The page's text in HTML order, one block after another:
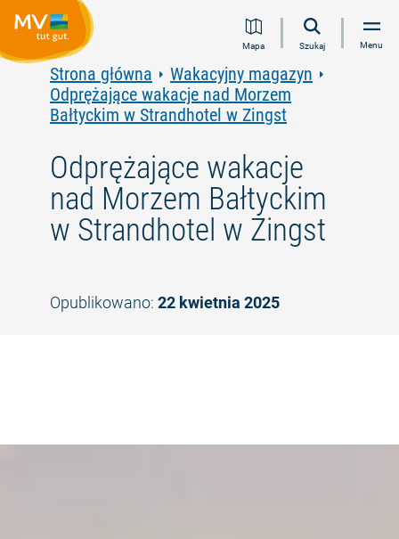
Przejdź
treści
Przejdź
nawigacji
Przejdź
wyszukiwania
pełnotekstowego
Przejdź
stopki
Mapa Szukaj Menu
Strona główna
Wakacyjny magazyn
Odprężające wakacje nad Morzem
Bałtyckim w Strandhotel w Zingst
Odprężające wakacje
nad Morzem Bałtyckim
w Strandhotel w Zingst
Opublikowano: 22 kwietnia 2025